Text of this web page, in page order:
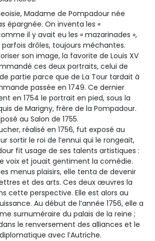
Madame de Pompadour née
épargnée. On inventa les «
il y avait eu les « mazarinades »,
drôles, toujours méchantes.
son image, la favorite de Louis XV
ces deux portraits, celui de
partie parce que de La Tour tardait à
passée en 1749. Ce dernier
en 1754 le portrait en pied, sous la
de Marigny, frère de la Pompadour.
au Salon de 1755.
réalisé en 1756, fut exposé au
sortir le roi de l’ennui qui le rongeait,
fit usage de ses talents artistiques :
voix et jouait gentiment la comédie.
menus plaisirs, elle tenta de devenir
et des arts. Ces deux œuvres la
cette perspective. Elle est alors au
Au début de l’année 1756, elle a
surnuméraire du palais de la reine ;
le renversement des alliances et le
avec l’Autriche.